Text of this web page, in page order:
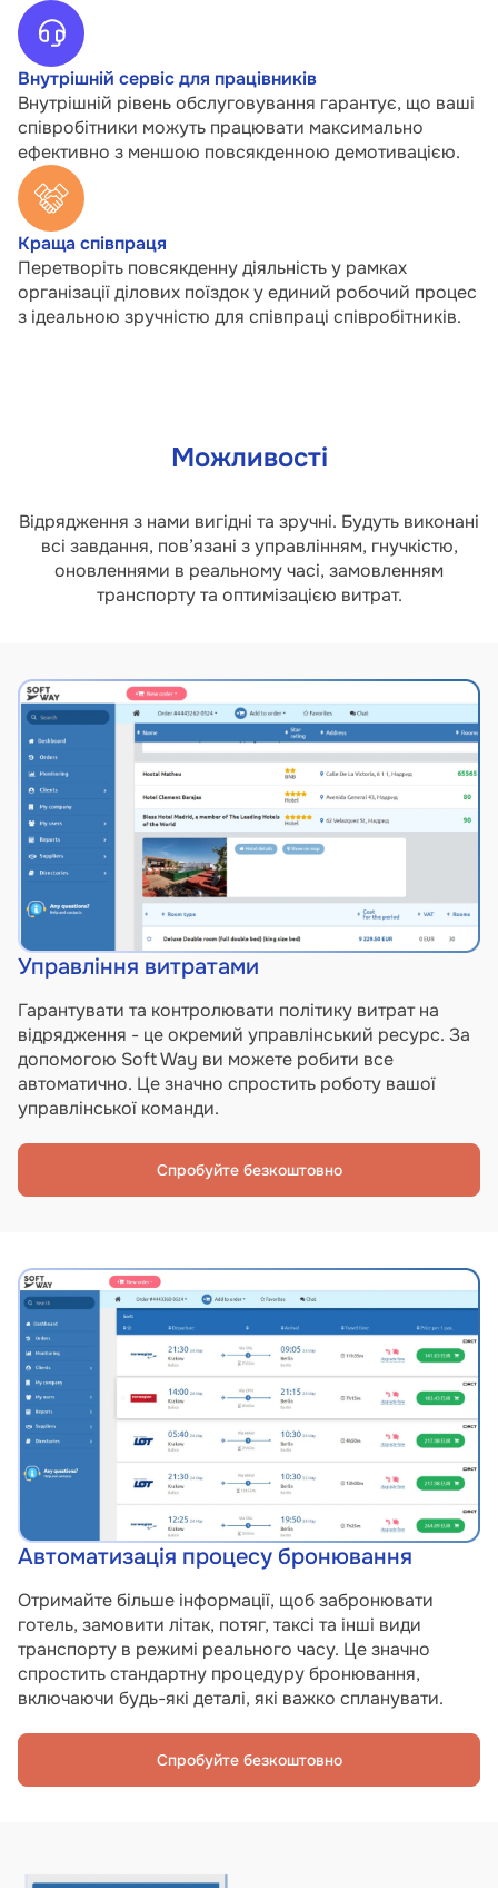
Внутрішній сервіс для працівників
Внутрішній рівень обслуговування гарантує, що ваші
співробітники можуть працювати максимально
ефективно з меншою повсякденною демотивацією.
Краща співпраця
Перетворіть повсякденну діяльність у рамках
організації ділових поїздок у единий робочий процес
з ідеальною зручністю для співпраці співробітників.
Можливості
Відрядження з нами вигідні та зручні. Будуть виконані
всі завдання, пов’язані з управлінням, гнучкістю,
оновленнями в реальному часі, замовленням
транспорту та оптимізацією витрат.
Управління витратами
Гарантувати та контролювати політику витрат на
відрядження - це окремий управлінський ресурс. За
допомогою Soft Way ви можете робити все
автоматично. Це значно спростить роботу вашої
управлінської команди.
Спробуйте безкоштовно
Автоматизація процесу бронювання
Отримайте більше інформації, щоб забронювати
готель, замовити літак, потяг, таксі та інші види
транспорту в режимі реального часу. Це значно
спростить стандартну процедуру бронювання,
включаючи будь-які деталі, які важко спланувати.
Спробуйте безкоштовно